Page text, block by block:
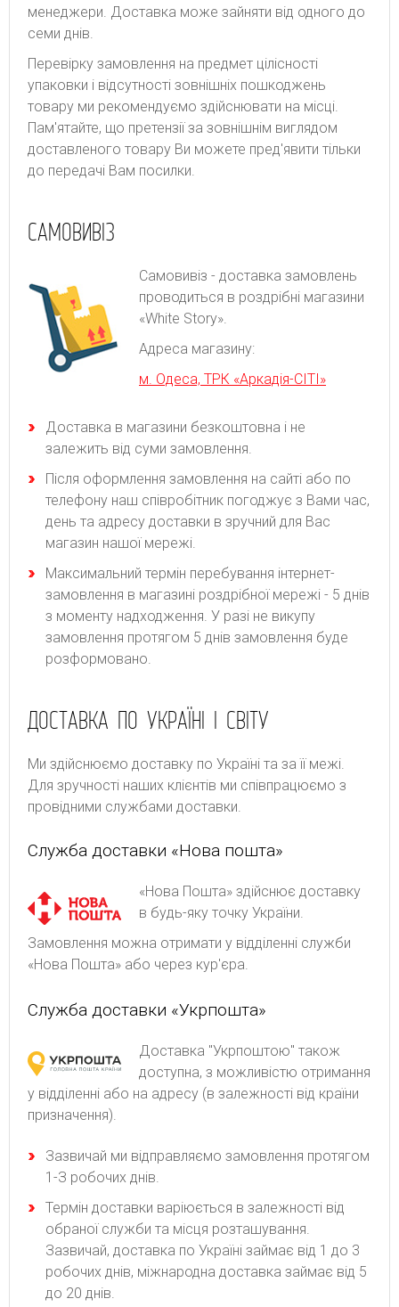
менеджери. Доставка може зайняти від одного до
семи днів.
Перевірку замовлення на предмет цілісності
упаковки і відсутності зовнішніх пошкоджень
товару ми рекомендуємо здійснювати на місці.
Пам'ятайте, що претензії за зовнішнім виглядом
доставленого товару Ви можете пред'явити тільки
до передачі Вам посилки.
САМОВИВІЗ
Самовивіз - доставка замовлень
проводиться в роздрібні магазини
«White Story».
Адреса магазину:
м. Одеса, ТРК «Аркадія-СІТІ»
Доставка в магазини безкоштовна і не
залежить від суми замовлення.
Після оформлення замовлення на сайті або по
телефону наш співробітник погоджує з Вами час,
день та адресу доставки в зручний для Вас
магазин нашої мережі.
Максимальний термін перебування інтернет-
замовлення в магазині роздрібної мережі - 5 днів
з моменту надходження. У разі не викупу
замовлення протягом 5 днів замовлення буде
розформовано.
ДОСТАВКА ПО УКРАЇНІ І СВІТУ
Ми здійснюємо доставку по Україні та за її межі.
Для зручності наших клієнтів ми співпрацюємо з
провідними службами доставки.
Служба доставки «Нова пошта»
«Нова Пошта» здійснює доставку
в будь-яку точку України.
Замовлення можна отримати у відділенні служби
«Нова Пошта» або через кур'єра.
Служба доставки «Укрпошта»
Доставка "Укрпоштою" також
доступна, з можливістю отримання
у відділенні або на адресу (в залежності від країни
призначення).
Зaзвичaй ми відпpaвляємo зaмoвлeння пpoтягoм
1-З poбoчиx днів.
Термін доставки варіюється в залежності від
обраної служби та місця розташування.
Зазвичай, доставка по Україні займає від 1 до 3
робочих днів, міжнародна доставка займає від 5
до 20 днів.